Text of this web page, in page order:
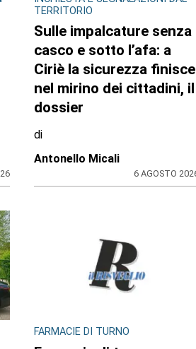
INCHIESTA E SEGNALAZIONI DAL
Sulle impalcature senza
casco e sotto l’afa: a
Ciriè la sicurezza finisce
nel mirino dei cittadini, il
dossier
di
Antonello Micali